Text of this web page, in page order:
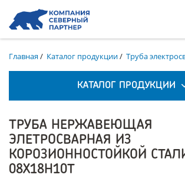
Главная/ Каталог продукции/ Труба
КАТАЛОГ ПРОДУКЦИИ
ТРУБА НЕРЖАВЕЮЩАЯ
ЭЛЕТРОСВАРНАЯ ИЗ
КОРОЗИОННОСТОЙКОЙ
08Х18Н10Т